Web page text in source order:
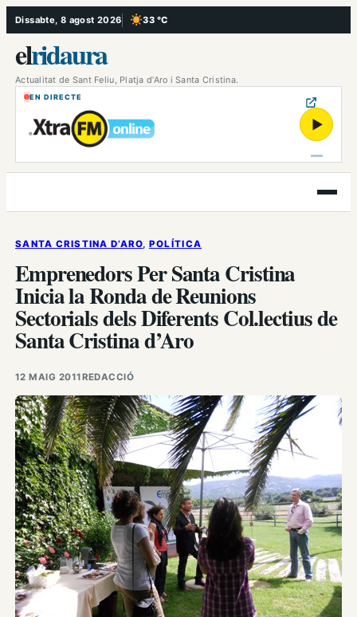
Vés
al
contingut
Dissabte, 8 agost 2026 33 °C
, Cel serè
elridaura
Actualitat de Sant Feliu, Platja d’Aro i Santa Cristina.
EN DIRECTE
▶
Obre
el
SANTA CRISTINA D’ARO, POLÍTICA
Emprenedors Per Santa Cristina
Inicia la Ronda de Reunions
Sectorials dels Diferents Col.lectius de
Santa Cristina d’Aro
12 MAIG 2011REDACCIÓ